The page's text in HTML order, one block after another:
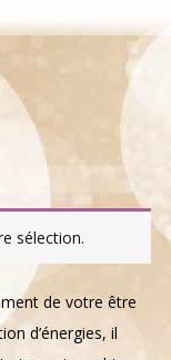
sélection.
de votre être
d’énergies, il